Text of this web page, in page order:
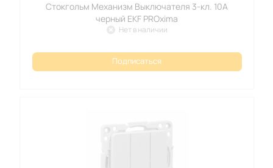
Стокгольм Механизм Выключателя 3-кл. 10А
черный EKF PROxima
Нет в наличии
Подписаться